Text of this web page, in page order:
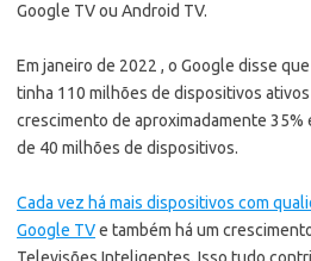
Google TV ou Android TV.
Em janeiro de 2022 , o Google disse
tinha 110 milhões de dispositivos
crescimento de aproximadamente 35%
de 40 milhões de dispositivos.
Cada vez há mais dispositivos com
Google TVe também há um